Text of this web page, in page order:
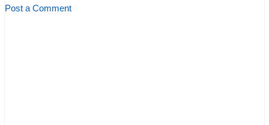
Post a Comment